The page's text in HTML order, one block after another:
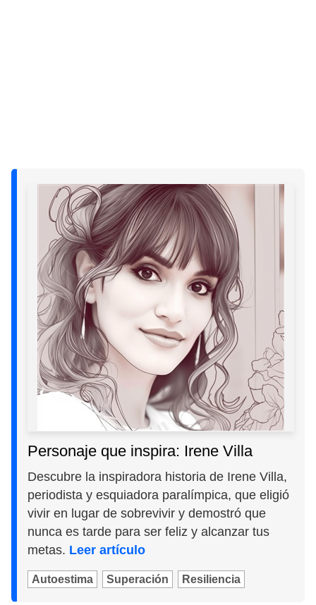
Personaje que inspira: Irene Villa
Descubre la inspiradora historia de Irene Villa,
periodista y esquiadora paralímpica, que eligió
vivir en lugar de sobrevivir y demostró que
nunca es tarde para ser feliz y alcanzar tus
metas. Leer artículo
Autoestima Superación Resiliencia